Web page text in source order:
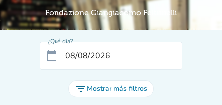
Fondazione Giangiacomo Feltrinelli
¿Qué día?
calendar_today
filter_list Mostrar más filtros